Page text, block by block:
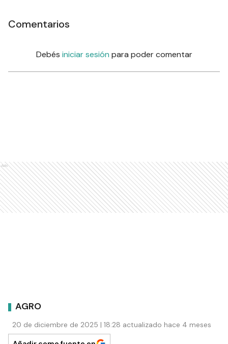
Comentarios
Debés iniciar sesión para poder comentar
Ads
AGRO
20 de diciembre de 2025 | 18:28 actualizado hace 4 meses